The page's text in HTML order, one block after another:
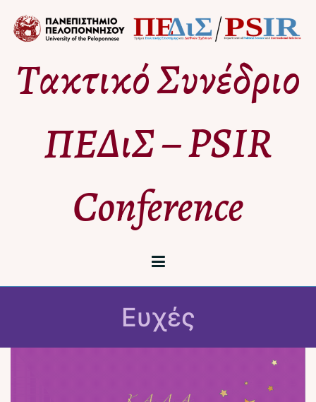
στο
περιεχόμενο
Τακτικό Συνέδριο
ΠΕΔιΣ – PSIR
Conference
Ευχές